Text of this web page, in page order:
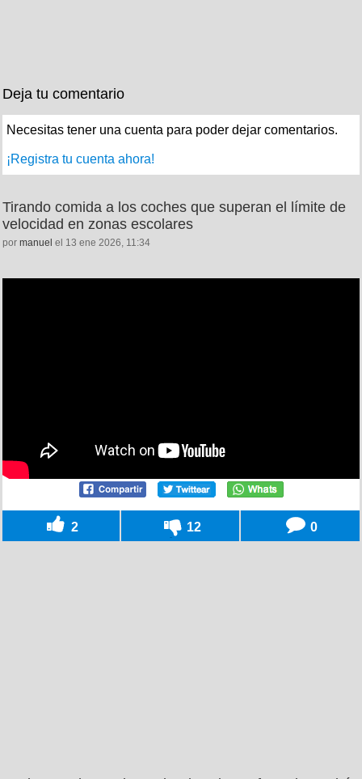
Deja tu comentario
Necesitas tener una cuenta para poder dejar comentarios.
¡Registra tu cuenta ahora!
Tirando comida a los coches que superan el límite de
velocidad en zonas escolares
por manuel el 13 ene 2026, 11:34
2 12 0